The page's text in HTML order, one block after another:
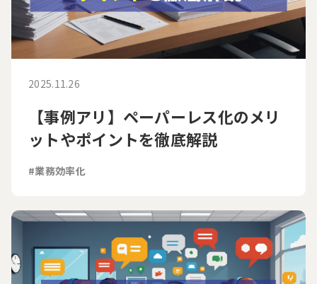
2025.11.26
【事例アリ】ペーパーレス化のメリ
ットやポイントを徹底解説
#業務効率化